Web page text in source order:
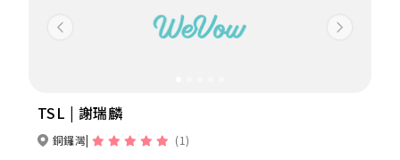
Previous Next
TSL | 謝瑞麟
銅鑼灣
(1)